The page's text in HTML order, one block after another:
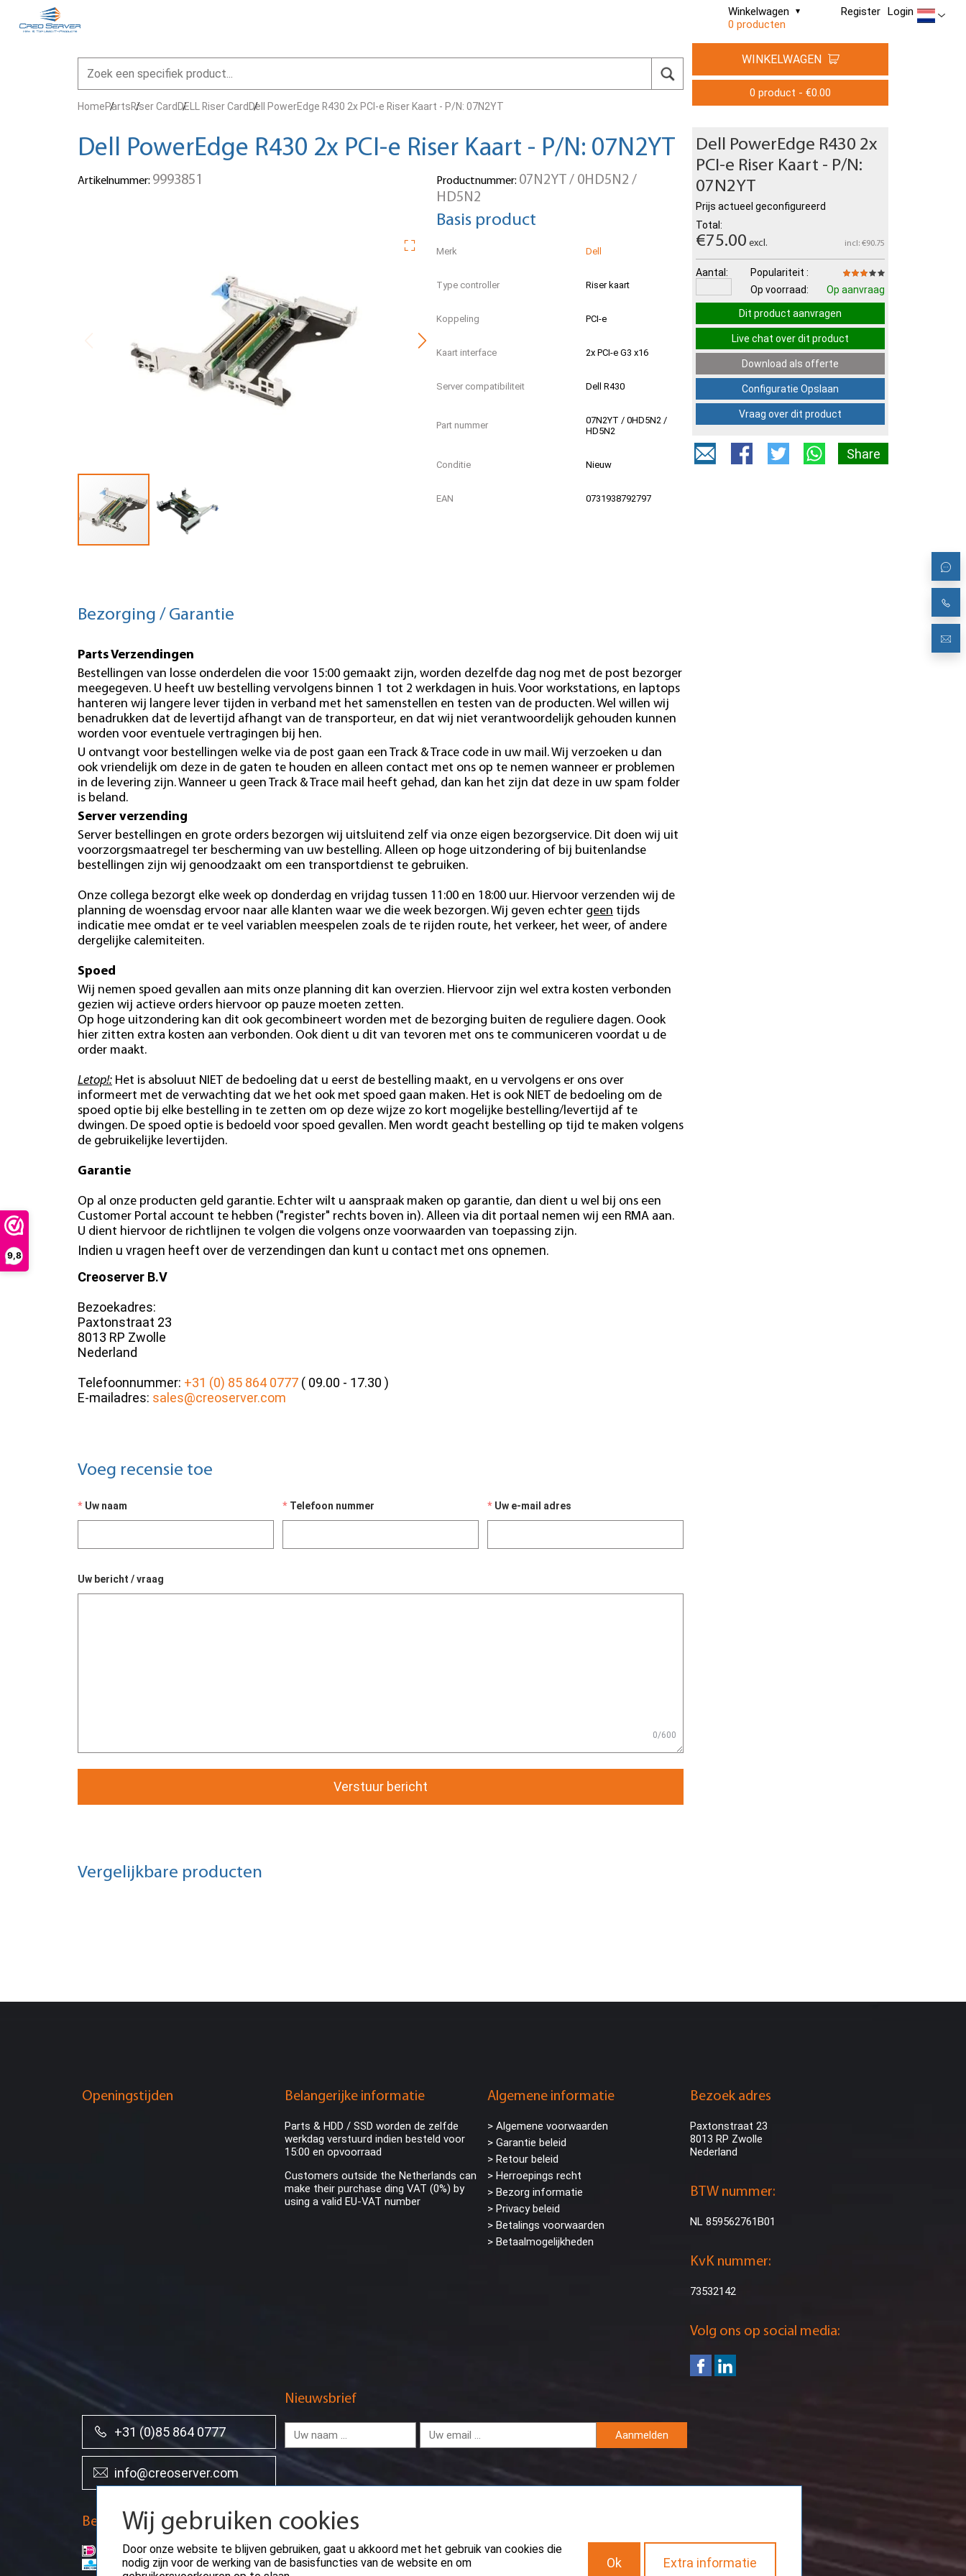
9,8
Register Login
Winkelwagen
0 producten
HomePartsRiser Card DELL Riser Card Dell PowerEdge R430 2x PCI-e Riser Kaart - P/N: 07N2YT
Dell PowerEdge R430 2x PCI-e Riser Kaart - P/N: 07N2YT
Artikelnummer: 9993851 Productnummer: 07N2YT / 0HD5N2 /
HD5N2
Basis product
Merk Dell
Type controller Riser kaart
Koppeling PCI-e
Kaart interface 2x PCI-e G3 x16
Server compatibiliteit Dell R430
Part nummer
07N2YT / 0HD5N2 /
HD5N2
Conditie Nieuw
EAN 0731938792797
Bezorging / Garantie
Parts Verzendingen
Bestellingen van losse onderdelen die voor 15:00 gemaakt zijn, worden dezelfde dag nog met de post bezorger
meegegeven. U heeft uw bestelling vervolgens binnen 1 tot 2 werkdagen in huis. Voor workstations, en laptops
hanteren wij langere lever tijden in verband met het samenstellen en testen van de producten. Wel willen wij
benadrukken dat de levertijd afhangt van de transporteur, en dat wij niet verantwoordelijk gehouden kunnen
worden voor eventuele vertragingen bij hen.
U ontvangt voor bestellingen welke via de post gaan een Track & Trace code in uw mail. Wij verzoeken u dan
ook vriendelijk om deze in de gaten te houden en alleen contact met ons op te nemen wanneer er problemen
in de levering zijn. Wanneer u geen Track & Trace mail heeft gehad, dan kan het zijn dat deze in uw spam folder
is beland.
Server verzending
Server bestellingen en grote orders bezorgen wij uitsluitend zelf via onze eigen bezorgservice. Dit doen wij uit
voorzorgsmaatregel ter bescherming van uw bestelling. Alleen op hoge uitzondering of bij buitenlandse
bestellingen zijn wij genoodzaakt om een transportdienst te gebruiken.
Onze collega bezorgt elke week op donderdag en vrijdag tussen 11:00 en 18:00 uur. Hiervoor verzenden wij de
planning de woensdag ervoor naar alle klanten waar we die week bezorgen. Wij geven echter geen tijds
indicatie mee omdat er te veel variablen meespelen zoals de te rijden route, het verkeer, het weer, of andere
dergelijke calemiteiten.
Spoed
Wij nemen spoed gevallen aan mits onze planning dit kan overzien. Hiervoor zijn wel extra kosten verbonden
gezien wij actieve orders hiervoor op pauze moeten zetten.
Op hoge uitzondering kan dit ook gecombineert worden met de bezorging buiten de reguliere dagen. Oook
hier zitten extra kosten aan verbonden. Ook dient u dit van tevoren met ons te communiceren voordat u de
order maakt.
Letop!: Het is absoluut NIET de bedoeling dat u eerst de bestelling maakt, en u vervolgens er ons over
informeert met de verwachting dat we het ook met spoed gaan maken. Het is ook NIET de bedoeling om de
spoed optie bij elke bestelling in te zetten om op deze wijze zo kort mogelijke bestelling/levertijd af te
dwingen. De spoed optie is bedoeld voor spoed gevallen. Men wordt geacht bestelling op tijd te maken volgens
de gebruikelijke levertijden.
Garantie
Op al onze producten geld garantie. Echter wilt u aanspraak maken op garantie, dan dient u wel bij ons een
Customer Portal account te hebben ("register" rechts boven in). Alleen via dit portaal nemen wij een RMA aan.
U dient hiervoor de richtlijnen te volgen die volgens onze voorwaarden van toepassing zijn.
Indien u vragen heeft over de verzendingen dan kunt u contact met ons opnemen.
Creoserver B.V
Bezoekadres:
Paxtonstraat 23
8013 RP Zwolle
Nederland
Telefoonnummer: +31 (0) 85 864 0777 ( 09.00 - 17.30 )
E-mailadres: sales@creoserver.com
Voeg recensie toe
Uw naam Telefoon nummer Uw e-mail adres
Uw bericht / vraag
0/600
Verstuur bericht
WINKELWAGEN
0 product - €0.00
Dell PowerEdge R430 2x
PCI-e Riser Kaart - P/N:
07N2YT
Prijs actueel geconfigureerd
Total:
€75.00 excl. incl: €90.75
Aantal:
Populariteit :
Op voorraad:
Op aanvraag
Dit product aanvragen
Live chat over dit product
Download als offerte
Configuratie Opslaan
Vraag over dit product
Share
Vergelijkbare producten
Openingstijden Belangerijke informatie
Parts & HDD / SSD worden de zelfde
werkdag verstuurd indien besteld voor
15:00 en opvoorraad
Customers outside the Netherlands can
make their purchase ding VAT (0%) by
using a valid EU-VAT number
Algemene informatie
> Algemene voorwaarden
> Garantie beleid
> Retour beleid
> Herroepings recht
> Bezorg informatie
> Privacy beleid
> Betalings voorwaarden
> Betaalmogelijkheden
Bezoek adres
Paxtonstraat 23
8013 RP Zwolle
Nederland
BTW nummer:
NL 859562761B01
KvK nummer:
73532142
Volg ons op social media:
+31 (0)85 864 0777
info@creoserver.com
Nieuwsbrief
Aanmelden
Betaalmethodes
Wij gebruiken cookies
Door onze website te blijven gebruiken, gaat u akkoord met het gebruik van cookies die
nodig zijn voor de werking van de basisfuncties van de website en om
Ok Extra informatie